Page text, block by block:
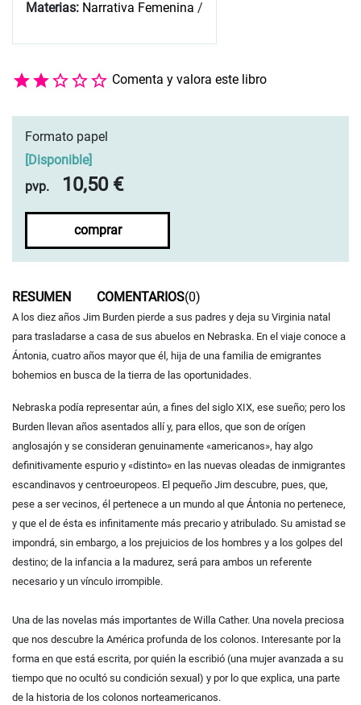
Materias: Narrativa Femenina /
Comenta y valora este libro
Formato papel
Disponible]
pvp.
10,50 €
comprar
RESUMEN COMENTARIOS(0)
A los diez años Jim Burden pierde a sus padres y deja su Virginia natal
para trasladarse a casa de sus abuelos en Nebraska. En el viaje conoce a
Ántonia, cuatro años mayor que él, hija de una familia de emigrantes
bohemios en busca de la tierra de las oportunidades.
Nebraska podía representar aún, a fines del siglo XIX, ese sueño; pero los
Burden llevan años asentados allí y, para ellos, que son de orígen
anglosajón y se consideran genuinamente «americanos», hay algo
definitivamente espurio y «distinto» en las nuevas oleadas de inmigrantes
escandinavos y centroeuropeos. El pequeño Jim descubre, pues, que,
pese a ser vecinos, él pertenece a un mundo al que Ántonia no pertenece,
y que el de ésta es infinitamente más precario y atribulado. Su amistad se
impondrá, sin embargo, a los prejuicios de los hombres y a los golpes del
destino; de la infancia a la madurez, será para ambos un referente
necesario y un vínculo irrompible.
Una de las novelas más importantes de Willa Cather. Una novela preciosa
que nos descubre la América profunda de los colonos. Interesante por la
forma en que está escrita, por quién la escribió (una mujer avanzada a su
tiempo que no ocultó su condición sexual) y por lo que explica, una parte
de la historia de los colonos norteamericanos.